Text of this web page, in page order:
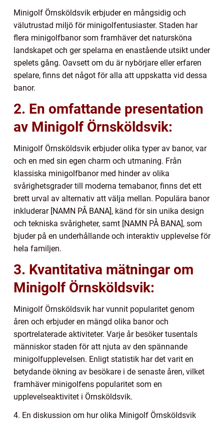
Minigolf Örnsköldsvik erbjuder en mångsidig och
välutrustad miljö för minigolfentusiaster. Staden har
flera minigolfbanor som framhäver det natursköna
landskapet och ger spelarna en enastående utsikt under
spelets gång. Oavsett om du är nybörjare eller erfaren
spelare, finns det något för alla att uppskatta vid dessa
banor.
2. En omfattande presentation
av Minigolf Örnsköldsvik:
Minigolf Örnsköldsvik erbjuder olika typer av banor, var
och en med sin egen charm och utmaning. Från
klassiska minigolfbanor med hinder av olika
svårighetsgrader till moderna temabanor, finns det ett
brett urval av alternativ att välja mellan. Populära banor
inkluderar [NAMN PÅ BANA], känd för sin unika design
och tekniska svårigheter, samt [NAMN PÅ BANA], som
bjuder på en underhållande och interaktiv upplevelse för
hela familjen.
3. Kvantitativa mätningar om
Minigolf Örnsköldsvik:
Minigolf Örnsköldsvik har vunnit popularitet genom
åren och erbjuder en mängd olika banor och
sportrelaterade aktiviteter. Varje år besöker tusentals
människor staden för att njuta av den spännande
minigolfupplevelsen. Enligt statistik har det varit en
betydande ökning av besökare i de senaste åren, vilket
framhäver minigolfens popularitet som en
upplevelseaktivitet i Örnsköldsvik.
4. En diskussion om hur olika Minigolf Örnsköldsvik